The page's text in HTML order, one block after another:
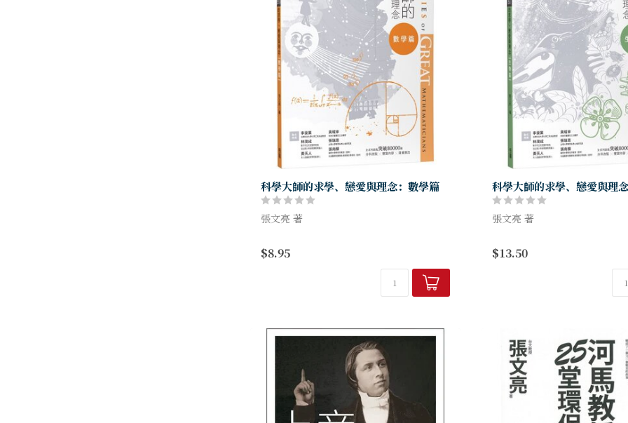
科學大師的求學、戀愛與理念：數學篇
張文亮 著
露你原本不知道的科學大師生命起伏，讓他
們一個個都鮮活立體起來，等你來發掘欣賞
$8.95
科學大師的求學、戀愛與理
張文亮 著
露你原本不知道的科學大師生
們一個個都鮮活立體起來，等
$13.50